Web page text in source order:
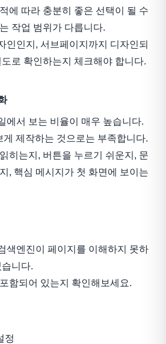
에 따라 충분히 좋은 선택이 될 수
작업 범위가 다릅니다.
인인지, 서브페이지까지 디자인되
로 확인하는지 체크해야 합니다.
에서 보는 비율이 매우 높습니다.
제작하는 것으로는 부족합니다.
히는지, 버튼을 누르기 쉬운지, 문
, 핵심 메시지가 첫 화면에 보이는
색엔진이 페이지를 이해하지 못하
니다.
함되어 있는지 확인해보세요.
정